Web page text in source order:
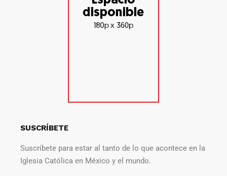
SUSCRÍBETE
Suscríbete para estar al tanto de lo que acontece en la
Iglesia Católica en México y el mundo.